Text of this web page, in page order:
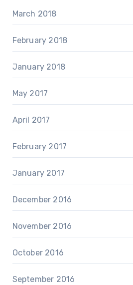
March 2018
February 2018
January 2018
May 2017
April 2017
February 2017
January 2017
December 2016
November 2016
October 2016
September 2016